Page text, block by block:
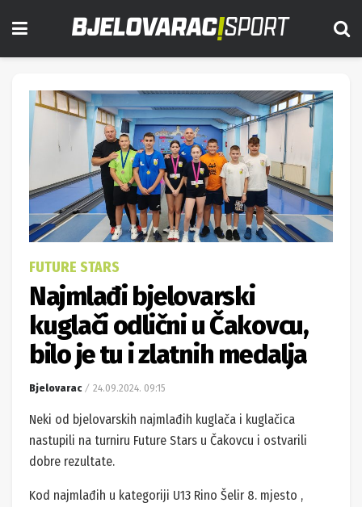
FUTURE STARS
Najmlađi bjelovarski
kuglači odlični u Čakovcu,
bilo je tu i zlatnih medalja
Bjelovarac 24.09.2024. 09:15
Neki od bjelovarskih najmlađih kuglača i kuglačica
nastupili na turniru Future Stars u Čakovcu i ostvarili
dobre rezultate.
Kod najmlađih u kategoriji U13 Rino Šelir 8. mjesto ,